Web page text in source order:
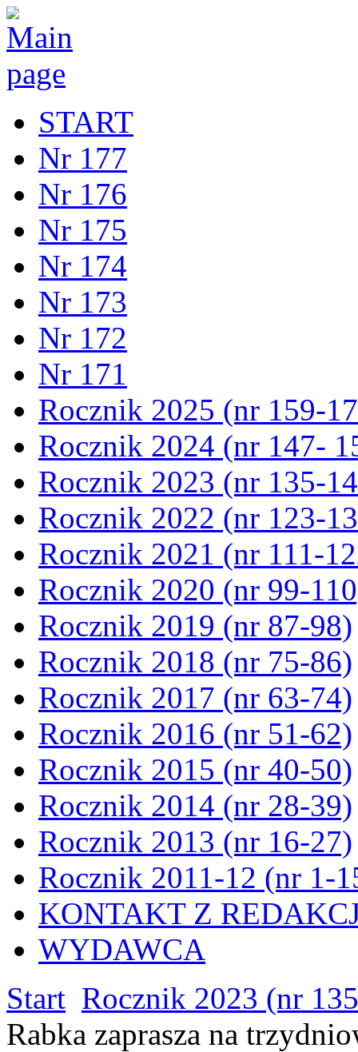
START
Nr 177
Nr 176
Nr 175
Nr 174
Nr 173
Nr 172
Nr 171
Rocznik 2025 (nr 159-
Rocznik 2024 (nr 147-
Rocznik 2023 (nr 135-
Rocznik 2022 (nr 123-
Rocznik 2021 (nr 111-
Rocznik 2020 (nr 99-
Rocznik 2019 (nr 87-98)
Rocznik 2018 (nr 75-86)
Rocznik 2017 (nr 63-74)
Rocznik 2016 (nr 51-62)
Rocznik 2015 (nr 40-50)
Rocznik 2014 (nr 28-39)
Rocznik 2013 (nr 16-27)
Rocznik 2011-12 (nr 1-
KONTAKT Z
WYDAWCA
Start Rocznik 2023 (nr
Rabka zaprasza na